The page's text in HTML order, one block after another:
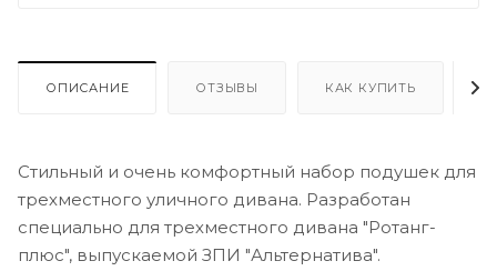
ОПИСАНИЕ ОТЗЫВЫ КАК КУПИТЬ
Стильный и очень комфортный набор подушек для
трехместного уличного дивана. Разработан
специально для трехместного дивана "Ротанг-
плюс", выпускаемой ЗПИ "Альтернатива".